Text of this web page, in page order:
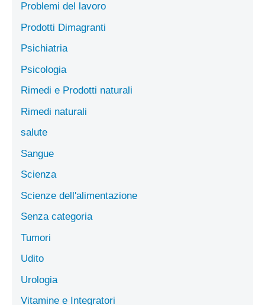
Problemi del lavoro
Prodotti Dimagranti
Psichiatria
Psicologia
Rimedi e Prodotti naturali
Rimedi naturali
salute
Sangue
Scienza
Scienze dell'alimentazione
Senza categoria
Tumori
Udito
Urologia
Vitamine e Integratori